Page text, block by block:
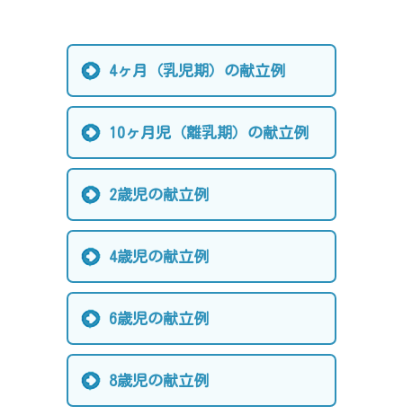
4ヶ月（乳児期）の献立例
10ヶ月児（離乳期）の献立例
2歳児の献立例
4歳児の献立例
6歳児の献立例
8歳児の献立例